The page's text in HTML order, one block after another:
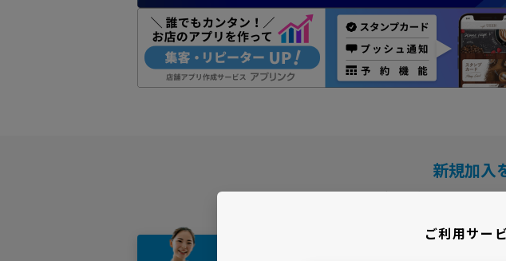
新規加入
＼ どこでBGM
ご利用サー